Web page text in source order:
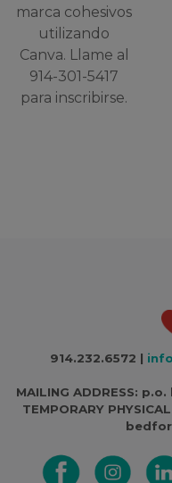
marca cohesivos
utilizando
Canva. Llame al
914-301-5417
para inscribirse.
914.232.6572 |
MAILING ADDRESS:
TEMPORARY